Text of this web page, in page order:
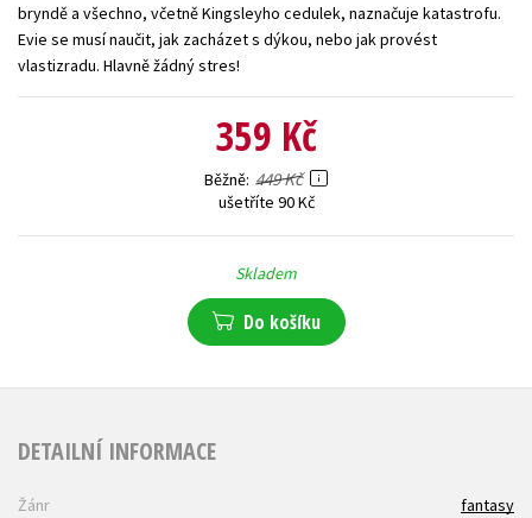
bryndě a všechno, včetně Kingsleyho cedulek, naznačuje katastrofu.
Evie se musí naučit, jak zacházet s dýkou, nebo jak provést
vlastizradu. Hlavně žádný stres!
359 Kč
Běžně 449 Kč
ušetříte 90 Kč
Skladem
Do košíku
DETAILNÍ INFORMACE
Žánr
fantasy